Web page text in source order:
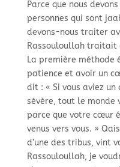
Parce que nous
personnes qui sont
devons-nous traiter
Rassouloullah traitait
La première méthode
patience et avoir un
dit : « Si vous aviez
sévère, tout le monde
parce que votre cœur
venus vers vous. »
d’une des tribus, vint
Rassouloullah, je